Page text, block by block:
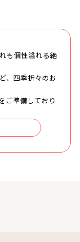
も個性溢れる絶
、四季折々のお
ご準備しており
ワインは随時仕
マリアージュを